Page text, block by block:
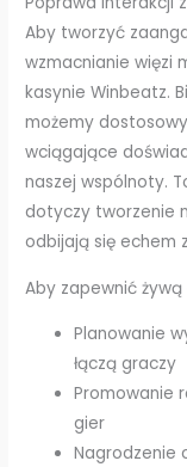
Aby tworzyć
wzmacnianie więzi
kasynie Winbeatz.
możemy
wciągające
naszej wspólnoty.
dotyczy tworzenie
odbijają się echem
Aby zapewnić
Planowanie
łączą graczy
Promowanie
gier
Nagrodzenie